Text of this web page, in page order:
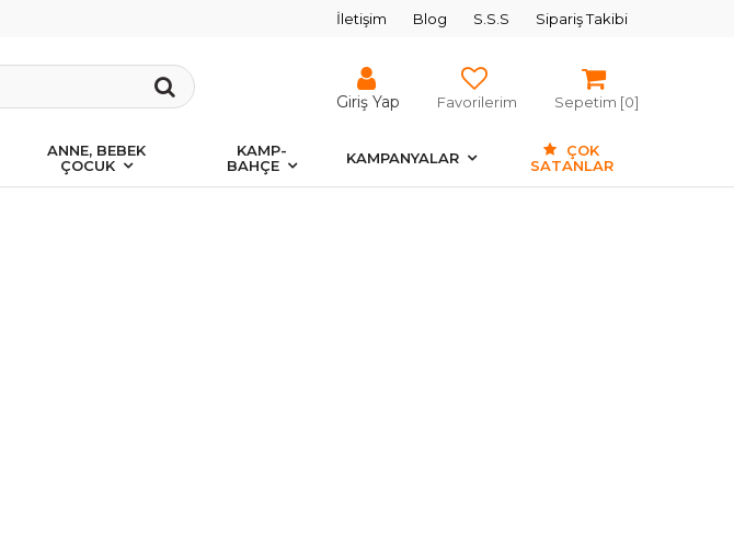
İletişim Blog S.S.S Sipariş Takibi
Giriş Yap Favorilerim Sepetim [0]
ANNE, BEBEK
ÇOCUK
KAMP-
BAHÇE
KAMPANYALAR
ÇOK
SATANLAR